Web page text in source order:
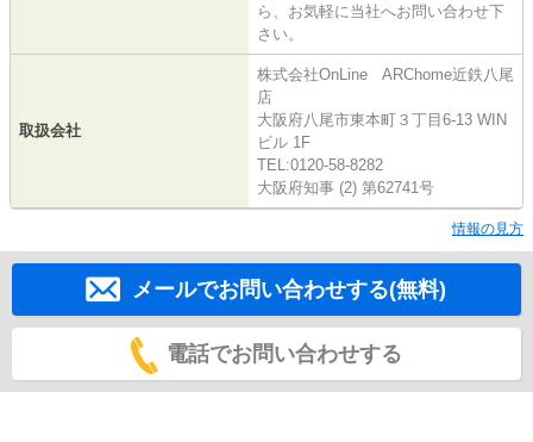
ら、お気軽に当社へお問い合わせ下
さい。
取扱会社
株式会社OnLine ARChome近鉄八尾
店
大阪府八尾市東本町３丁目6-13 WIN
ビル 1F
TEL:0120-58-8282
大阪府知事 (2) 第62741号
情報の見方
メールでお問い合わせする(無料)
電話でお問い合わせする